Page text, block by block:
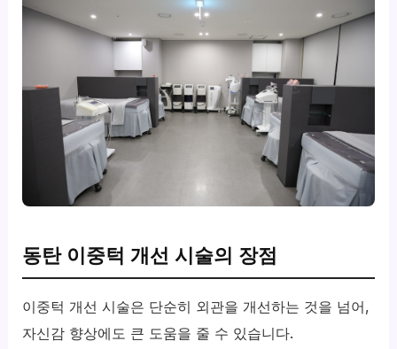
동탄 이중턱 개선 시술의 장점
이중턱 개선 시술은 단순히 외관을 개선하는 것을 넘어,
자신감 향상에도 큰 도움을 줄 수 있습니다.